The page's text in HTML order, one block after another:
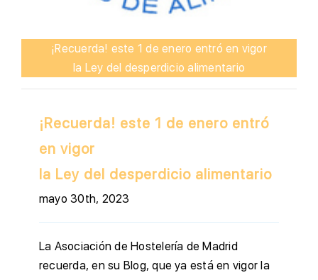
¡Recuerda! este 1 de enero entró en vigor
la Ley del desperdicio alimentario
¡Recuerda! este 1 de enero entró
en vigor
la Ley del desperdicio alimentario
mayo 30th, 2023
La Asociación de Hostelería de Madrid
recuerda, en su Blog, que ya está en vigor la